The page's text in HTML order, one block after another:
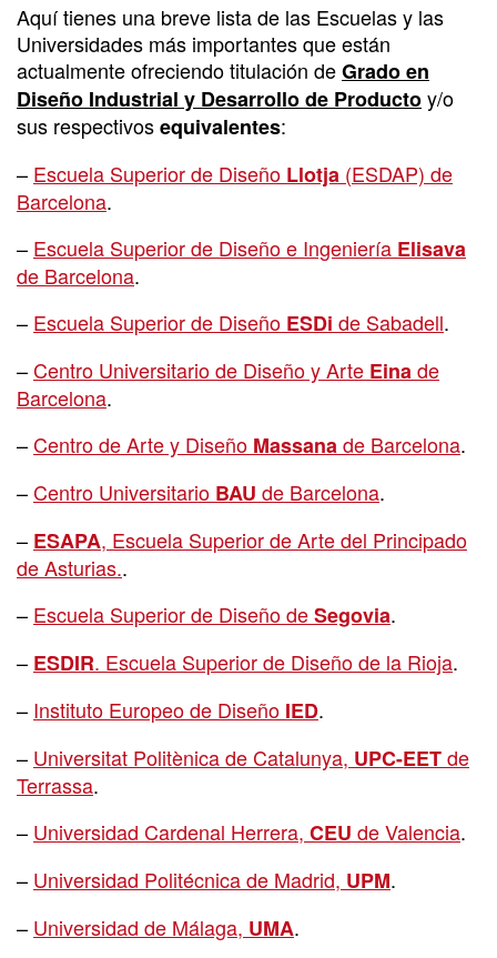
Aquí tienes una breve lista de las Escuelas y las
Universidades más importantes que están
actualmente ofreciendo titulación deGrado en
Diseño Industrial y Desarrollo de Productoy/o
sus respectivosequivalentes:
– Escuela Superior de Diseño Llotja (ESDAP) de
Barcelona.
– Escuela Superior de Diseño e Ingeniería Elisava
de Barcelona.
– Escuela Superior de Diseño ESDi de Sabadell.
–Centro Universitario de Diseño y Arte Einade
Barcelona.
–Centro de Arte y Diseño Massanade Barcelona.
–Centro Universitario BAU de Barcelona.
– ESAPA, Escuela Superior de Arte del Principado
de Asturias..
– Escuela Superior de Diseño deSegovia.
– ESDIR. Escuela Superior de Diseño de la Rioja.
– Instituto Europeo de Diseño IED.
– Universitat Politènica de Catalunya, UPC-EETde
Terrassa.
– Universidad Cardenal Herrera, CEU de Valencia.
– Universidad Politécnica de Madrid, UPM.
– Universidad de Málaga, UMA.